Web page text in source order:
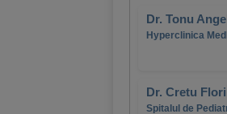
Dr. Tonu
Hyperclinica
Dr. Cretu
Spitalul de